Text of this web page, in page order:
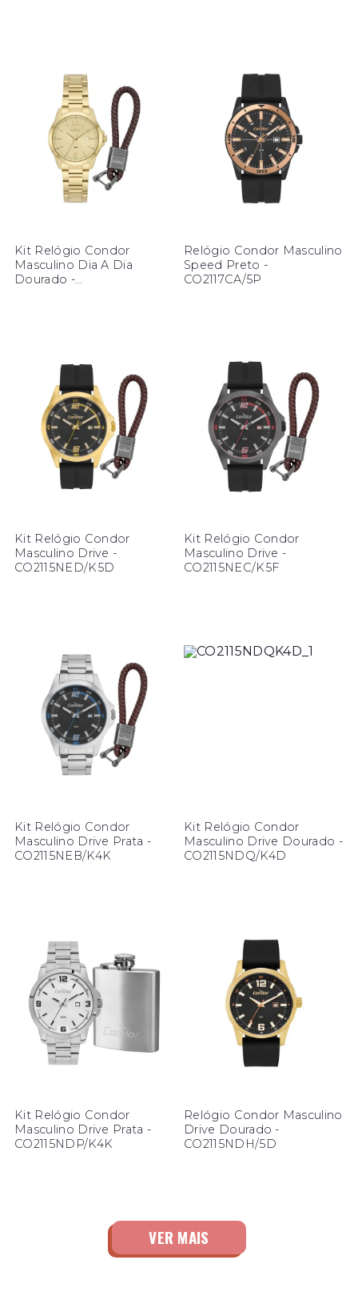
Kit Relógio Condor
Masculino Dia A Dia
Dourado -
Relógio Condor Masculino
Speed Preto -
CO2117CA/5P
Kit Relógio Condor
Masculino Drive -
CO2115NED/K5D
Kit Relógio Condor
Masculino Drive -
CO2115NEC/K5F
Kit Relógio Condor
Masculino Drive Prata -
CO2115NEB/K4K
Kit Relógio Condor
Masculino Drive Dourado -
CO2115NDQ/K4D
Kit Relógio Condor
Masculino Drive Prata -
CO2115NDP/K4K
Relógio Condor Masculino
Drive Dourado -
CO2115NDH/5D